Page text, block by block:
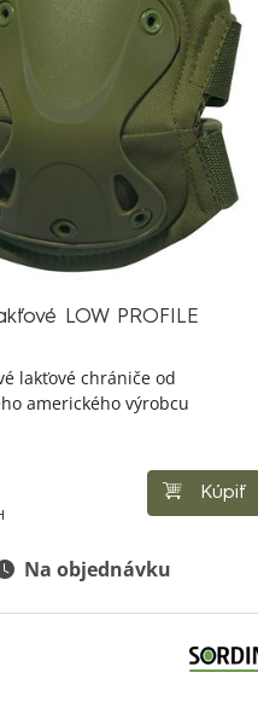
LOW PROFILE
lakťové chrániče od
amerického výrobcu
Kúpiť
Na objednávku